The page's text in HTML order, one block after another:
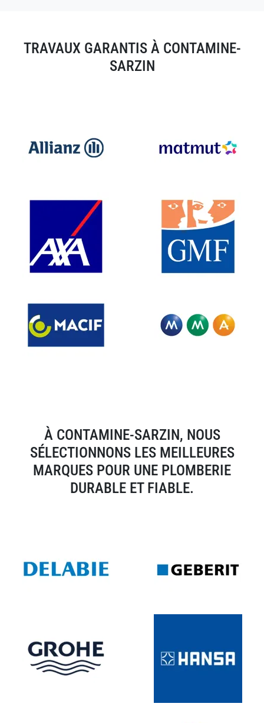
TRAVAUX GARANTIS À CONTAMINE-
SARZIN
À CONTAMINE-SARZIN, NOUS
SÉLECTIONNONS LES MEILLEURES
MARQUES POUR UNE PLOMBERIE
DURABLE ET FIABLE.